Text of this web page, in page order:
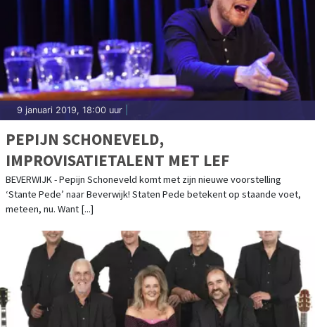
9 januari 2019, 18:00 uur
PEPIJN SCHONEVELD,
IMPROVISATIETALENT MET LEF
BEVERWIJK - Pepijn Schoneveld komt met zijn nieuwe voorstelling
‘Stante Pede’ naar Beverwijk! Staten Pede betekent op staande voet,
meteen, nu. Want [...]